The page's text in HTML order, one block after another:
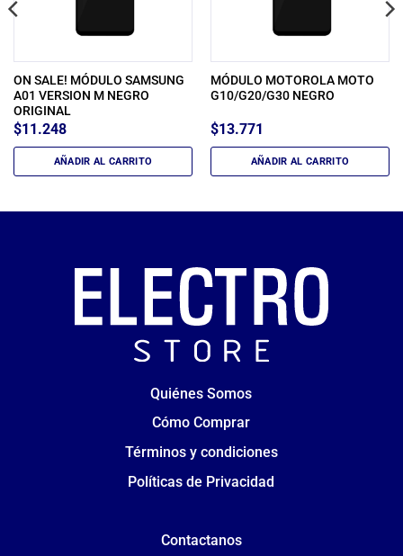
ON SALE! MÓDULO SAMSUNG
A01 VERSION M NEGRO
ORIGINAL
$11.248
AÑADIR AL CARRITO
MÓDULO MOTOROLA MOTO
G10/G20/G30 NEGRO
$13.771
AÑADIR AL CARRITO
Quiénes Somos
Cómo Comprar
Términos y condiciones
Políticas de Privacidad
Contactanos